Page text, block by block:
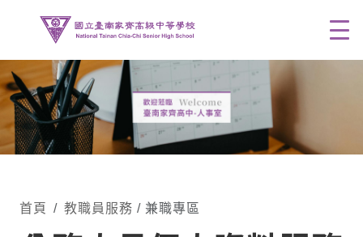
首頁 教職員服務 / 兼職專區